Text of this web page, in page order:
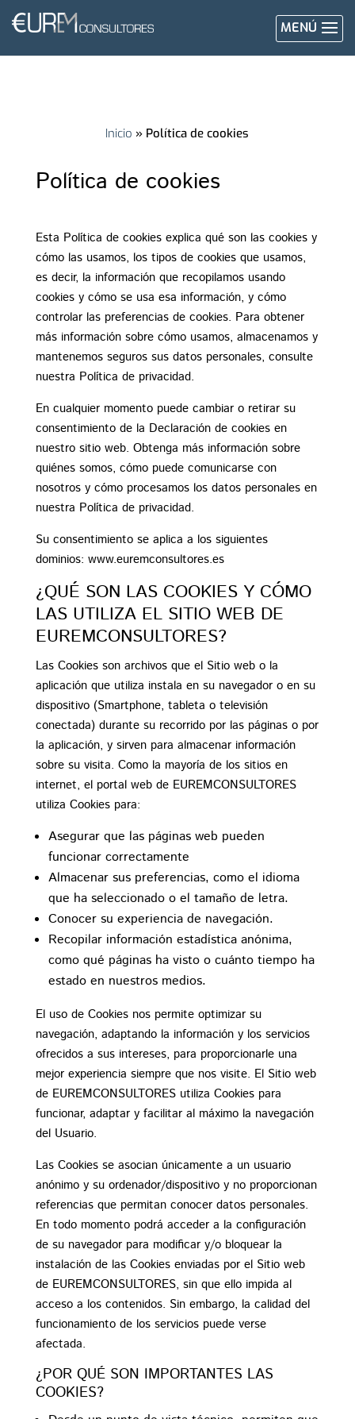
MENÚ
Inicio » Política de cookies
Política de cookies
Esta Política de cookies explica qué son las cookies y
cómo las usamos, los tipos de cookies que usamos,
es decir, la información que recopilamos usando
cookies y cómo se usa esa información, y cómo
controlar las preferencias de cookies. Para obtener
más información sobre cómo usamos, almacenamos y
mantenemos seguros sus datos personales, consulte
nuestra Política de privacidad.
En cualquier momento puede cambiar o retirar su
consentimiento de la Declaración de cookies en
nuestro sitio web. Obtenga más información sobre
quiénes somos, cómo puede comunicarse con
nosotros y cómo procesamos los datos personales en
nuestra Política de privacidad.
Su consentimiento se aplica a los siguientes
dominios: www.euremconsultores.es
¿QUÉ SON LAS COOKIES Y CÓMO
LAS UTILIZA EL SITIO WEB DE
EUREMCONSULTORES?
Las Cookies son archivos que el Sitio web o la
aplicación que utiliza instala en su navegador o en su
dispositivo (Smartphone, tableta o televisión
conectada) durante su recorrido por las páginas o por
la aplicación, y sirven para almacenar información
sobre su visita. Como la mayoría de los sitios en
internet, el portal web de EUREMCONSULTORES
utiliza Cookies para:
Asegurar que las páginas web pueden
funcionar correctamente
Almacenar sus preferencias, como el idioma
que ha seleccionado o el tamaño de letra.
Conocer su experiencia de navegación.
Recopilar información estadística anónima,
como qué páginas ha visto o cuánto tiempo ha
estado en nuestros medios.
El uso de Cookies nos permite optimizar su
navegación, adaptando la información y los servicios
ofrecidos a sus intereses, para proporcionarle una
mejor experiencia siempre que nos visite. El Sitio web
de EUREMCONSULTORES utiliza Cookies para
funcionar, adaptar y facilitar al máximo la navegación
del Usuario.
Las Cookies se asocian únicamente a un usuario
anónimo y su ordenador/dispositivo y no proporcionan
referencias que permitan conocer datos personales.
En todo momento podrá acceder a la configuración
de su navegador para modificar y/o bloquear la
instalación de las Cookies enviadas por el Sitio web
de EUREMCONSULTORES, sin que ello impida al
acceso a los contenidos. Sin embargo, la calidad del
funcionamiento de los servicios puede verse
afectada.
¿POR QUÉ SON IMPORTANTES LAS
COOKIES?